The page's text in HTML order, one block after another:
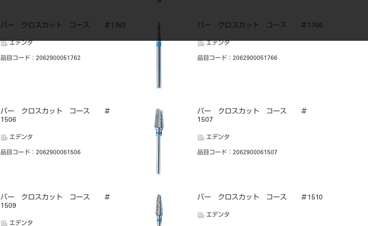
バー クロスカット コース ＃1762
エデンタ
品目コード ：2062900051762
バー クロスカット コース ＃1766
エデンタ
品目コード ：2062900051766
バー クロスカット コース ＃
1506
エデンタ
品目コード ：2062900061506
バー クロスカット コース ＃
1507
エデンタ
品目コード ：2062900061507
バー クロスカット コース ＃
1509
エデンタ
バー クロスカット コース ＃1510
エデンタ